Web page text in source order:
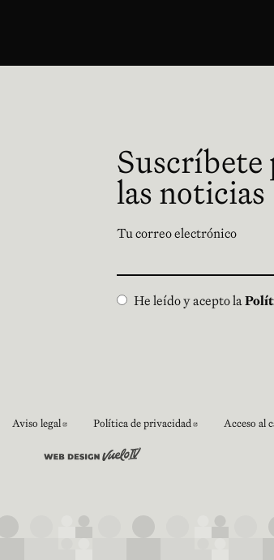
Suscríbete
las noticias
Tu correo electrónico
He leído y acepto la
Aviso legal Abre en nueva ventana
Política de privacidad Abre en
Acceso al